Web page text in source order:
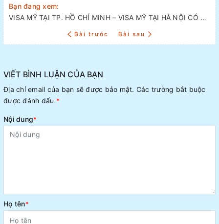
Bạn đang xem:
VISA MỸ TẠI TP. HỒ CHÍ MINH – VISA MỸ TẠI HÀ NỘI CÓ GÌ KHÁC NHAU?
Bài trước Bài sau
VIẾT BÌNH LUẬN CỦA BẠN
Địa chỉ email của bạn sẽ được bảo mật. Các trường bắt buộc
được đánh dấu *
Nội dung*
Họ tên*